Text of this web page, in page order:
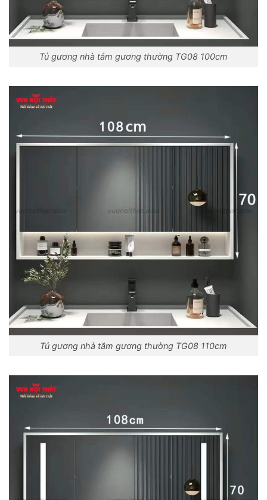
Tủ gương nhà tắm gương thường TG08 100cm
Tủ gương nhà tắm gương thường TG08 110cm